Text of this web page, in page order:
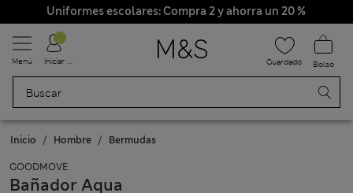
Uniformes escolares: Compra 2 y ahorra un 20 %
Menú Iniciar sesión Guardado Bolso
Inicio Hombre Bermudas
GOODMOVE
Bañador Aqua